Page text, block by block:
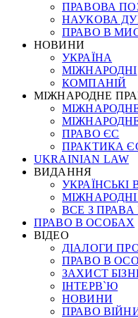
ПРАВОВА
НАУКОВА
ПРАВО В
НОВИНИ
УКРАЇНА
МІЖНАРОДНІ
КОМПАНІЙ
МІЖНАРОДНЕ
ПРАВО ЄС
ПРАКТИКА
UKRAINIAN LAW
ВИДАННЯ
ВСЕ З ПРАВА
ПРАВО В ОСОБАХ
ВІДЕО
ДІАЛОГИ
ПРАВО В
ЗАХИСТ
ІНТЕРВ`Ю
НОВИНИ
ПРАВО